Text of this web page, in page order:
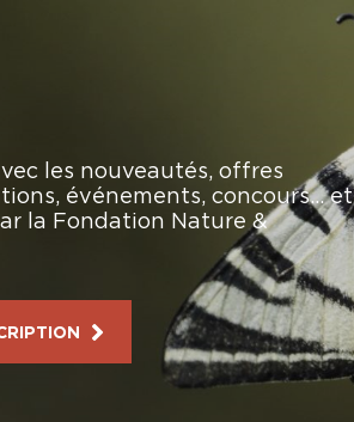
les nouveautés, offres
événements, concours… et
la Fondation Nature &